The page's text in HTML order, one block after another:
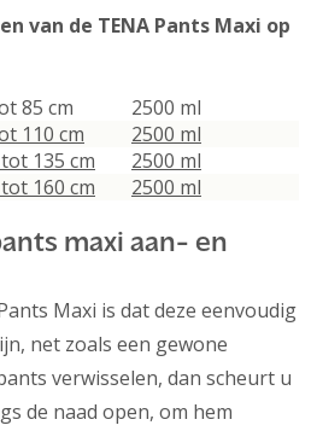
van de TENA Pants Maxi op
85 cm
2500 ml
110 cm
2500 ml
135 cm
2500 ml
160 cm 2500 ml
maxi aan- en
Maxi is dat deze eenvoudig
net zoals een gewone
verwisselen, dan scheurt u
de naad open, om hem